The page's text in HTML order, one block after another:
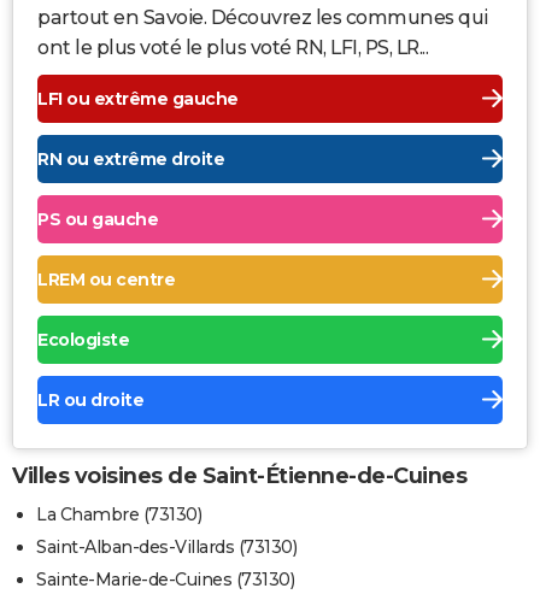
partout en Savoie. Découvrez les communes qui
ont le plus voté le plus voté RN, LFI, PS, LR...
LFI ou extrême gauche
RN ou extrême droite
PS ou gauche
LREM ou centre
Ecologiste
LR ou droite
Villes voisines de Saint-Étienne-de-Cuines
La Chambre (73130)
Saint-Alban-des-Villards (73130)
Sainte-Marie-de-Cuines (73130)